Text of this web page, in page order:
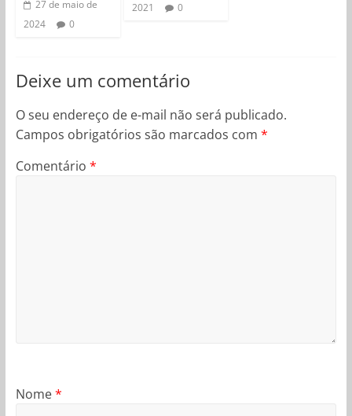
27 de maio de
2024
0
2021
0
Deixe um comentário
O seu endereço de e-mail não será publicado.
Campos obrigatórios são marcados com *
Comentário *
Nome*